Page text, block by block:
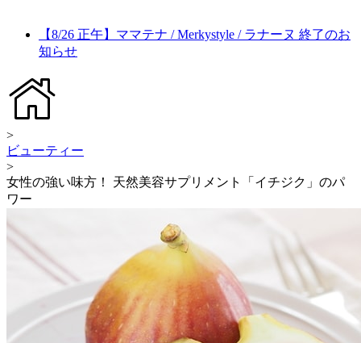
【8/26 正午】ママテナ / Merkystyle / ラナーヌ 終了のお
知らせ
>
ビューティー
>
女性の強い味方！ 天然美容サプリメント「イチジク」のパ
ワー